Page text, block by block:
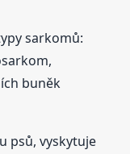
sarkomů:
buněk
psů, vyskytuje